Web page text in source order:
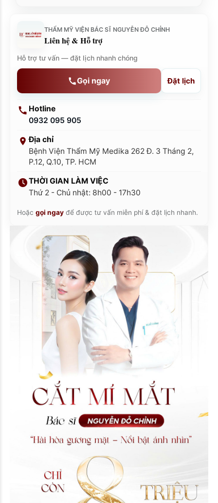
THẨM MỸ VIỆN BÁC SĨ NGUYỄN ĐỖ CHỈNH
Liên hệ & Hỗ trợ
Hỗ trợ tư vấn — đặt lịch nhanh chóng
Gọi ngay Đặt lịch
Hotline
0932 095 905
Địa chỉ
Bệnh Viện Thẩm Mỹ Medika 262 Đ. 3 Tháng 2,
P.12, Q.10, TP. HCM
THỜI GIAN LÀM VIỆC
Thứ 2 - Chủ nhật: 8h00 - 17h30
Hoặc gọi ngay để được tư vấn miễn phí & đặt lịch nhanh.